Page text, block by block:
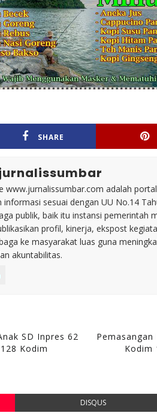
SHARE
www.jurnalissumbar.com adalah
informasi sesuai dengan UU No.14
publik, baik itu instansi pemerintah
profil, kinerja, ekspost
ke masyarakat luas guna
akuntabilitas.
SD Inpres 62
Kodim
Pemasangan
Kodim
DISQUS